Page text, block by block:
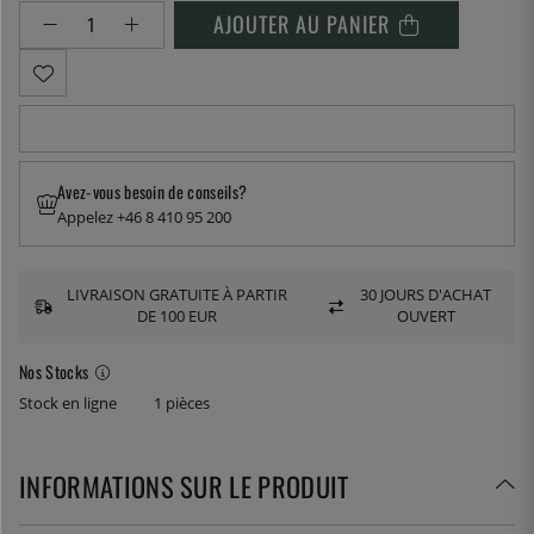
AJOUTER AU PANIER
Nos Stocks
Stock en ligne 1 pièces
Avez-vous besoin de conseils?
Appelez +46 8 410 95 200
LIVRAISON GRATUITE À PARTIR
DE 100 EUR
30 JOURS D'ACHAT
OUVERT
INFORMATIONS SUR LE PRODUIT